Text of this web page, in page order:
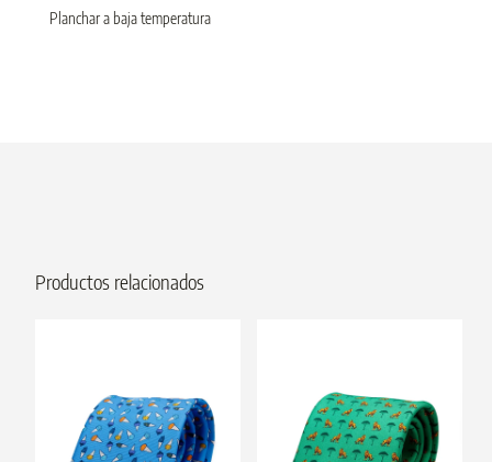
Planchar a baja temperatura
Productos relacionados